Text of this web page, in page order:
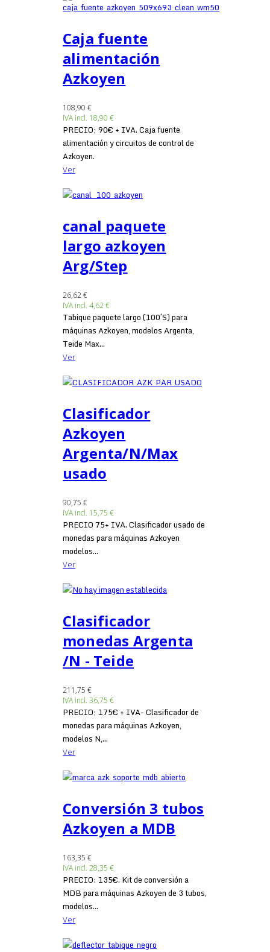
Caja fuente
alimentación
Azkoyen
108,90 €
IVA incl. 18,90 €
PRECIO; 90€ + IVA. Caja fuente
alimentación y circuitos de control de
Azkoyen.
Ver
canal paquete
largo azkoyen
Arg/Step
26,62 €
IVA incl. 4,62 €
Tabique paquete largo (100´S) para
máquinas Azkoyen, modelos Argenta,
Teide Max...
Ver
Clasificador
Azkoyen
Argenta/N/Max
usado
90,75 €
IVA incl. 15,75 €
PRECIO 75+ IVA. Clasificador usado de
monedas para máquinas Azkoyen
modelos...
Ver
Clasificador
monedas Argenta
/N - Teide
211,75 €
IVA incl. 36,75 €
PRECIO; 175€ + IVA- Clasificador de
monedas para máquinas Azkoyen,
modelos N,...
Ver
Conversión 3 tubos
Azkoyen a MDB
163,35 €
IVA incl. 28,35 €
PRECIO: 135€. Kit de conversión a
MDB para máquinas Azkoyen de 3 tubos,
modelos...
Ver